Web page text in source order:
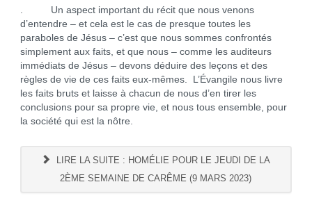
. Un aspect important du récit que nous venons
d’entendre – et cela est le cas de presque toutes les
paraboles de Jésus – c’est que nous sommes confrontés
simplement aux faits, et que nous – comme les auditeurs
immédiats de Jésus – devons déduire des leçons et des
règles de vie de ces faits eux-mêmes. L’Évangile nous livre
les faits bruts et laisse à chacun de nous d’en tirer les
conclusions pour sa propre vie, et nous tous ensemble, pour
la société qui est la nôtre.
LIRE LA SUITE : HOMÉLIE POUR LE JEUDI DE LA
2ÈME SEMAINE DE CARÊME (9 MARS 2023)